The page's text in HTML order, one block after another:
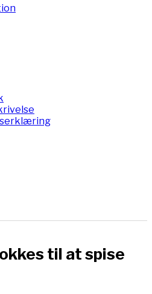
til at spise